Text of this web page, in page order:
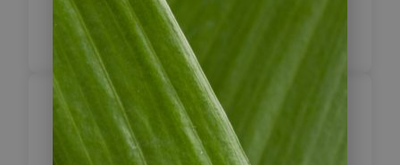
Inklusive Frühstück
Salar de Atacama
und Tal des Mondes